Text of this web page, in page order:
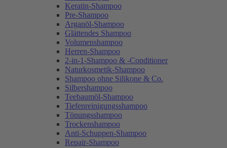
Keratin-Shampoo
Pre-Shampoo
Arganöl-Shampoo
Glättendes Shampoo
Volumenshampoo
Herren-Shampoo
2-in-1-Shampoo & -Conditioner
Naturkosmetik-Shampoo
Shampoo ohne Silikone & Co.
Silbershampoo
Teebaumöl-Shampoo
Tiefenreinigungsshampoo
Tönungsshampoo
Trockenshampoo
Anti-Schuppen-Shampoo
Repair-Shampoo